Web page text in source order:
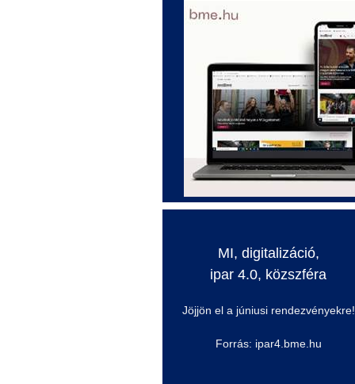
MI, digitalizáció,
ipar 4.0, közszféra
Jöjjön el a júniusi rendezvényekre!
Forrás: ipar4.bme.hu